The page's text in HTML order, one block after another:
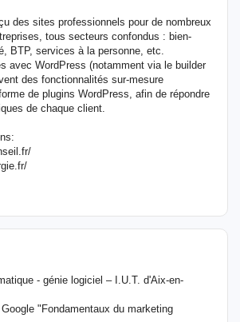
des sites professionnels pour de nombreux
tous secteurs confondus : bien-
BTP, services à la personne, etc.
avec WordPress (notamment via le builder
des fonctionnalités sur-mesure
de plugins WordPress, afin de répondre
de chaque client.
- génie logiciel – I.U.T. d'Aix-en-
"Fondamentaux du marketing